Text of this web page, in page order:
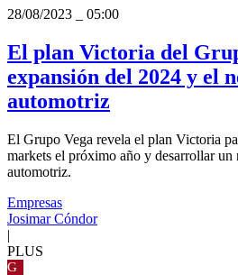
28/08/2023
05:00
El plan Victoria del
expansión del 2024 y el
automotriz
El Grupo Vega revela el plan Victoria
markets el próximo año y desarrollar un
automotriz.
Empresas
Josimar Cóndor
|
PLUS
G